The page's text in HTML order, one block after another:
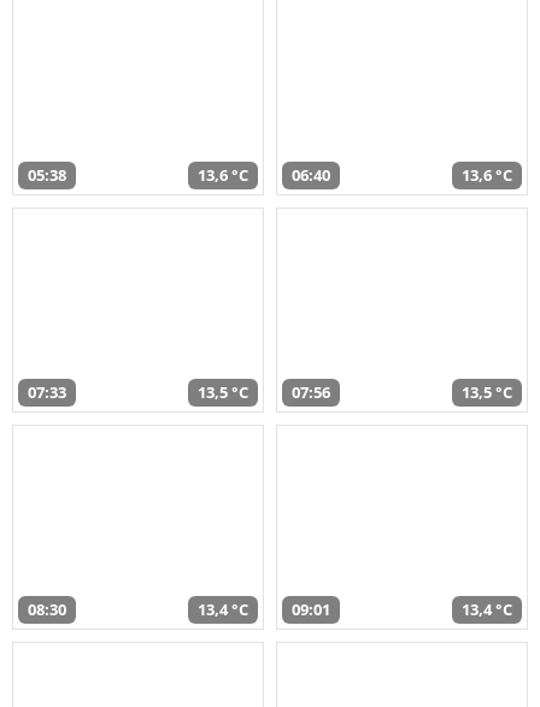
05:38 13,6 °C 06:40 13,6 °C
07:33 13,5 °C 07:56 13,5 °C
08:30 13,4 °C 09:01 13,4 °C